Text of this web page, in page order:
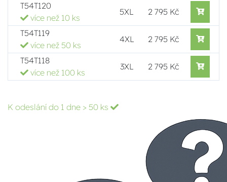
T54T120
více než 10 ks
5XL 2 795 Kč
T54T119
více než 50 ks
4XL 2 795 Kč
T54T118
více než 100 ks
3XL 2 795 Kč
K odeslání do 1 dne > 50 ks